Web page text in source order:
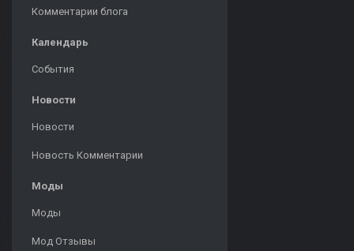
Комментарии блога
Календарь
События
Новости
Новости
Новость Комментарии
Моды
Моды
Мод Отзывы